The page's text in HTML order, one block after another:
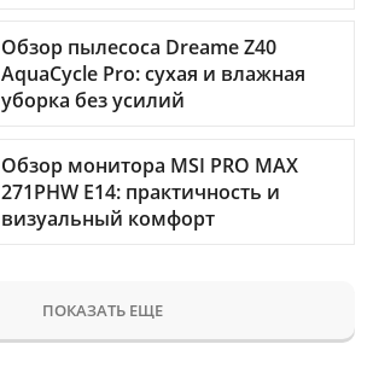
Обзор пылесоса Dreame Z40
AquaCycle Pro: сухая и влажная
уборка без усилий
Обзор монитора MSI PRO MAX
271PHW E14: практичность и
визуальный комфорт
ПОКАЗАТЬ ЕЩЕ